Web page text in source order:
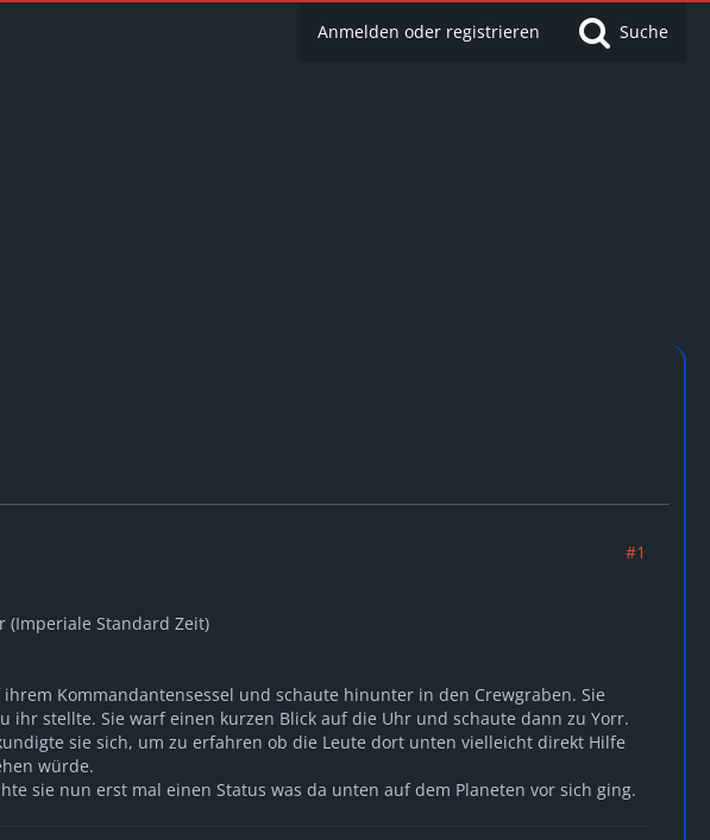
Anmelden oder registrieren Suche
#1
(Imperiale Standard Zeit)
Kommandantensessel und schaute hinunter in den Crewgraben. Sie
stellte. Sie warf einen kurzen Blick auf die Uhr und schaute dann zu Yorr.
sie sich, um zu erfahren ob die Leute dort unten vielleicht direkt Hilfe
würde.
sie nun erst mal einen Status was da unten auf dem Planeten vor sich ging.